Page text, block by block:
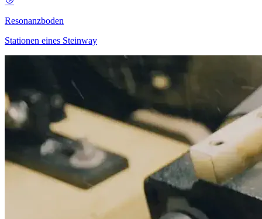
Resonanzboden
Stationen eines Steinway